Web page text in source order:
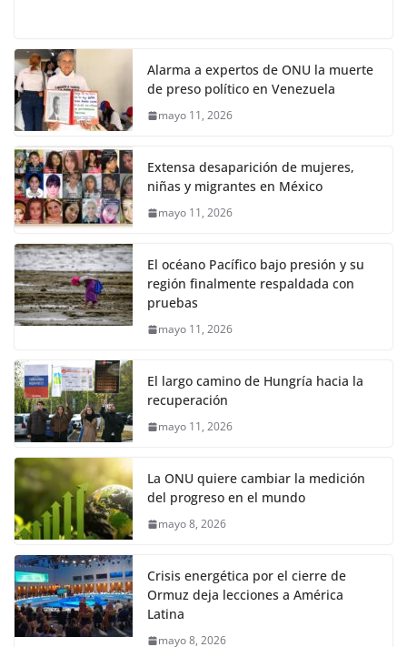
Alarma a expertos de ONU la muerte
de preso político en Venezuela
mayo 11, 2026
Extensa desaparición de mujeres,
niñas y migrantes en México
mayo 11, 2026
El océano Pacífico bajo presión y su
región finalmente respaldada con
pruebas
mayo 11, 2026
El largo camino de Hungría hacia la
recuperación
mayo 11, 2026
La ONU quiere cambiar la medición
del progreso en el mundo
mayo 8, 2026
Crisis energética por el cierre de
Ormuz deja lecciones a América
Latina
mayo 8, 2026